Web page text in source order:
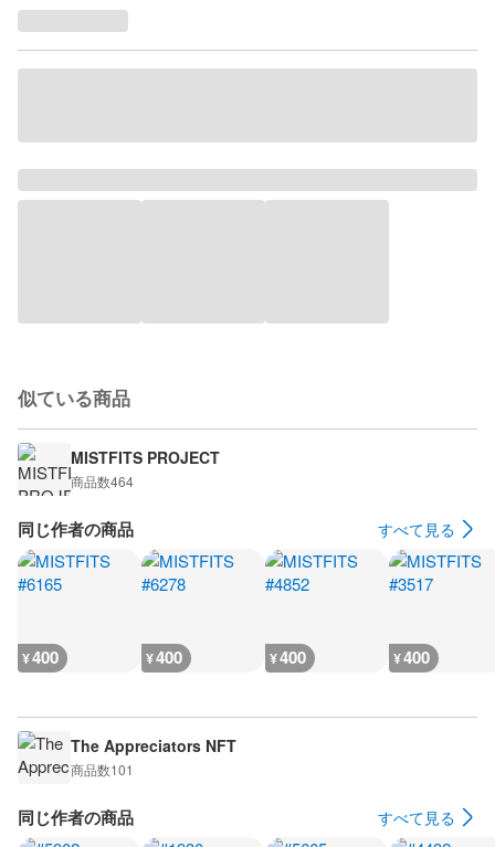
似ている商品
MISTFITS PROJECT
商品数464
同じ作者の商品 すべて見る
¥400 ¥400 ¥400 ¥400
The Appreciators NFT
商品数101
同じ作者の商品 すべて見る